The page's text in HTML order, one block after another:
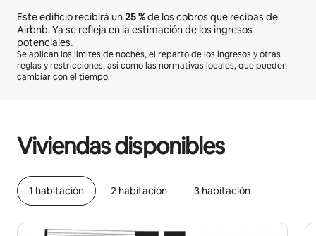
Este edificio recibirá un25 %de los cobros que recibas de
Airbnb. Ya se refleja en la estimación de los ingresos
potenciales.
Se aplican los límites de noches, el reparto de los ingresos y otras
reglas y restricciones, así como las normativas locales, que pueden
cambiar con el tiempo.
Viviendas disponibles
1 habitación 2 habitación 3 habitación